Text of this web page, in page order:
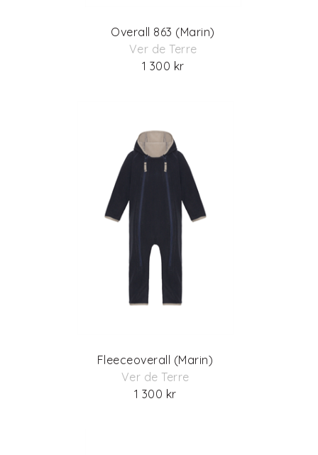
Overall 863 (Marin)
Ver de Terre
1 300 kr
Fleeceoverall (Marin)
Ver de Terre
1 300 kr